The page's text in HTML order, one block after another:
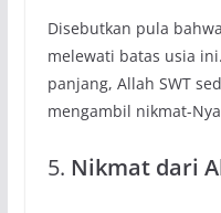
Disebutkan pula
melewati batas usia
panjang, Allah SWT
mengambil nikmat-
5. Nikmat dari